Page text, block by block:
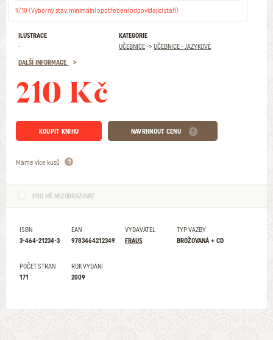
9/10 (Výborný stav, minimální opotřebení odpovídající stáří)
ILUSTRACE
-
KATEGORIE
UČEBNICE->UČEBNICE - JAZYKOVÉ
DALŠÍ INFORMACE
210 Kč
KOUPIT KNIHU NAVRHNOUT CENU
Máme více kusů
PRO MĚ NEZOBRAZOVAT
ISBN
3-464-21234-3
EAN
9783464212349
VYDAVATEL
FRAUS
TYP VAZBY
BROŽOVANÁ + CD
POČET STRAN
171
ROK VYDÁNÍ
2009